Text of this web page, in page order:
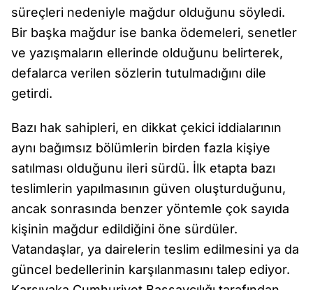
süreçleri nedeniyle mağdur olduğunu söyledi.
Bir başka mağdur ise banka ödemeleri, senetler
ve yazışmaların ellerinde olduğunu belirterek,
defalarca verilen sözlerin tutulmadığını dile
getirdi.
Bazı hak sahipleri, en dikkat çekici iddialarının
aynı bağımsız bölümlerin birden fazla kişiye
satılması olduğunu ileri sürdü. İlk etapta bazı
teslimlerin yapılmasının güven oluşturduğunu,
ancak sonrasında benzer yöntemle çok sayıda
kişinin mağdur edildiğini öne sürdüler.
Vatandaşlar, ya dairelerin teslim edilmesini ya da
güncel bedellerinin karşılanmasını talep ediyor.